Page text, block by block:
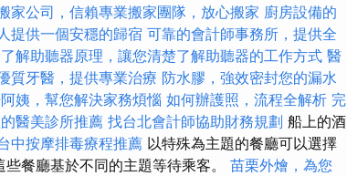
家公司，信賴專業搬家團隊，放心搬家 廚房設備的
提供一個安穩的歸宿 可靠的會計師事務所，提供全
了解助聽器原理，讓您清楚了解助聽器的工作方式 醫
質牙醫，提供專業治療 防水膠，強效密封您的漏水
姨，幫您解決家務煩惱 如何辦護照，流程全解析 完
醫美診所推薦 找台北會計師協助財務規劃 船上的酒
中按摩排毒療程推薦 以特殊為主題的餐廳可以選擇
餐廳基於不同的主題等待乘客。 苗栗外燴，為您